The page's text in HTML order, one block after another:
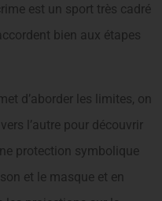
est un sport très cadré
bien aux étapes
d’aborder les limites, on
l’autre pour découvrir
protection symbolique
et le masque et en